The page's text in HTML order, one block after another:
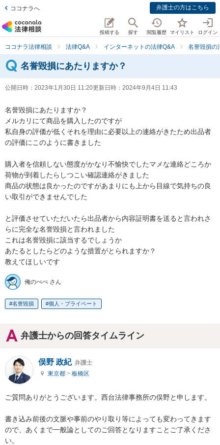
ココナラへ 弁護士の方はこちら
投稿する 探す 閲覧履歴 マイリスト ログイン
ココナラ法律相談 法律Q&A インターネットの法律Q&A 名誉毀損の
名誉毀損にあたりますか？
公開日時： 2023年1月30日 11:20更新日時： 2024年9月4日 11:43
名誉毀損にあたりますか？
メルカリにて商品を購入したのですが
私自身の評価が低くそれを理由に必要以上の連絡がきたため出品者
の評価にこのように書きました
購入者を信頼しない態度がかなり不愉快でしたマメな連絡どころか
荷物が到着したらしつこい確認連絡がきました
商品の状態は良かったのですがあまりにも上から目線で気持ちの良
い取引ができませんでした
と評価させていただいたら出品者から内容証明書を送ると言われさ
らに完全な名誉毀損と言われました
これは名誉毀損に該当するでしょうか
あたるとしたらどのような措置がとられますか？
教えてほしいです
俺のぺぺ さん
名誉毀損 個人・プライベート
弁護士からの回答タイムライン
俣野 政紀 弁護士
東京都 > 板橋区
ご質問ありがとうございます。西台法律事務所の俣野と申します。
書き込み前後の文脈や事前のやり取り等によっても変わってきます
ので、あくまで一般論としてのご回答となりますことご了承くださ
い。